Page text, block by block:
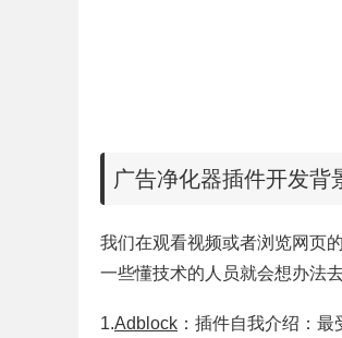
广告净化器插件开发背
我们在观看视频或者浏览网页
一些懂技术的人员就会想办法
1.Adblock ：插件自我介绍：